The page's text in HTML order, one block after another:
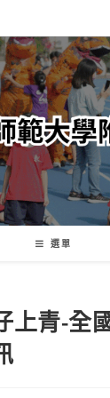
選單
上青-全